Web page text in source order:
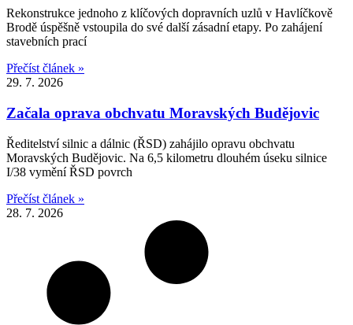
Rekonstrukce jednoho z klíčových dopravních uzlů v Havlíčkově
Brodě úspěšně vstoupila do své další zásadní etapy. Po zahájení
stavebních prací
Přečíst článek »
29. 7. 2026
Začala oprava obchvatu Moravských Budějovic
Ředitelství silnic a dálnic (ŘSD) zahájilo opravu obchvatu
Moravských Budějovic. Na 6,5 kilometru dlouhém úseku silnice
I/38 vymění ŘSD povrch
Přečíst článek »
28. 7. 2026